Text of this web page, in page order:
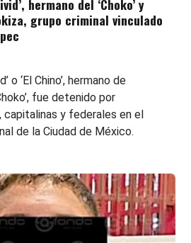
hermano del ‘Choko’ y
grupo criminal vinculado
o ‘El Chino’, hermano de
fue detenido por
y federales en el
de la Ciudad de México.